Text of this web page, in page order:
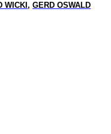
WICKI,GERD OSWALD